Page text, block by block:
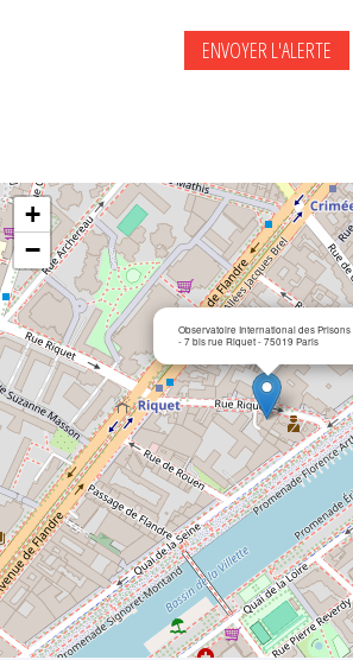
Observatoire International des Prisons
- 7 bis rue Riquet - 75019 Paris
+
−